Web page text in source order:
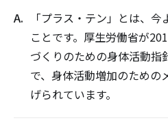
「プラス・テン」とは、
ことです。厚生労働省が
づくりのための身体活動指
で、身体活動増加のための
げられています。